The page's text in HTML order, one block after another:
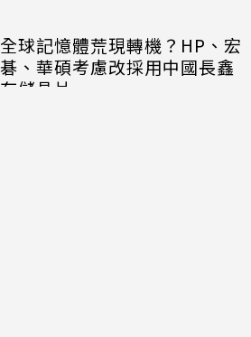
全球記憶體荒現轉機？HP、宏
碁、華碩考慮改採用中國長鑫
存儲晶片